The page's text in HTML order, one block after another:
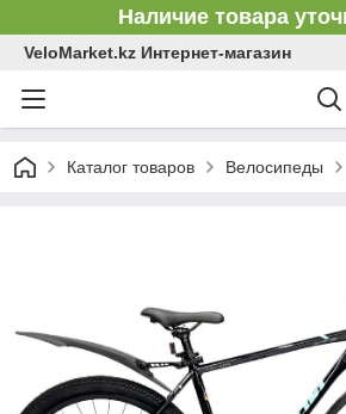
Наличие товара
VeloMarket.kz Интернет-магазин
Каталог товаров Велосипеды